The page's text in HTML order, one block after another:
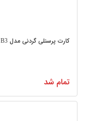
کارت پرسنلی گردنی مدل B3
تمام شد